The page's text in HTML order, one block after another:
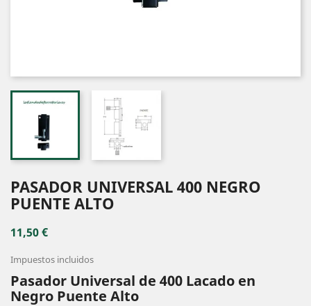
PASADOR UNIVERSAL 400 NEGRO
PUENTE ALTO
11,50 €
Impuestos incluidos
Pasador Universal de 400 Lacado en
Negro Puente Alto